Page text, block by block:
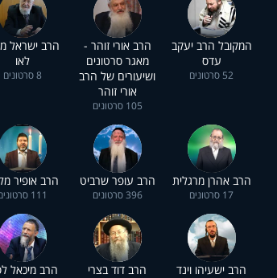
המקובל הרב יעקב
עדס
52 סרטונים
הרב אורי זוהר -
מאגר סרטונים
ושיעורים של הרב
אורי זוהר
105 סרטונים
הרב ישראל
לאו
8 סרטונים
הרב אהרן מרגלית
17 סרטונים
הרב עופר שרביט
396 סרטונים
הרב אופיר
111 סרטונים
הרב ישעיהו וינד הרב דוד בצרי הרב מיכאל